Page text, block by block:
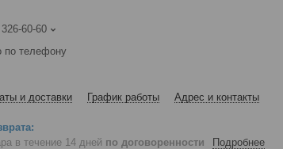
60-60
по телефону
и доставки График работы Адрес и контакты
в течение 14 дней по договоренности Подробнее